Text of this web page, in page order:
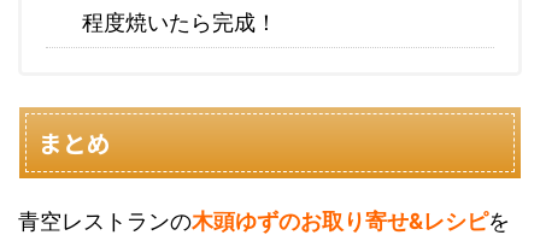
程度焼いたら完成！
まとめ
青空レストランの木頭ゆずのお取り寄せ&レシピを